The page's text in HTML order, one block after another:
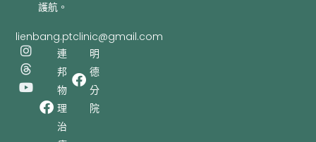
護航。
lienbang.ptclinic@gmail.com
I
n
s
t
T
h
r
e
Y
o
u
t
連
邦
物
理
治
明
德
分
院